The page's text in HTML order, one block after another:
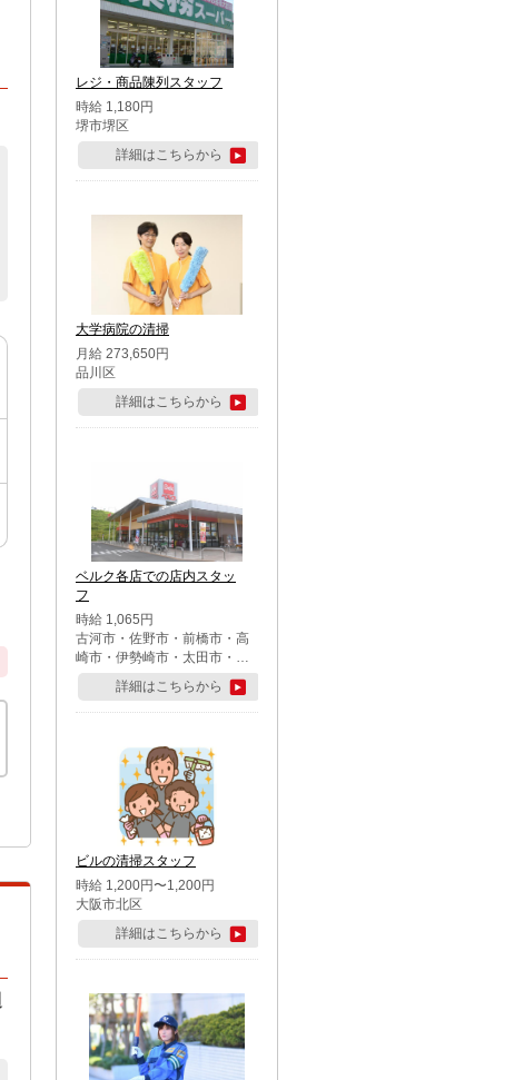
レジ・商品陳列スタッフ
時給 1,180円
堺市堺区
詳細はこちらから
大学病院の清掃
月給 273,650円
品川区
詳細はこちらから
ベルク各店での店内スタッ
フ
時給 1,065円
古河市・佐野市・前橋市・高
崎市・伊勢崎市・太田市・館
林市・藤岡市・大泉町・さい
たま市北区・川越市・熊谷
市・行田市・秩父市・所沢
市・鶴ケ島市・千葉市中央
区・市川市・松戸市・習志野
市・柏市・流山市・八千代
市・足立区・江戸川区・八王
子市・町田市
詳細はこちらから
ビルの清掃スタッフ
時給 1,200円〜1,200円
大阪市北区
詳細はこちらから